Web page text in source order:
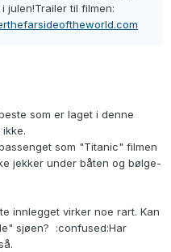
julen!Trailer til filmen:
som er laget i denne
som "Titanic" filmen
jekker under båten og bølge-
innlegget virker noe rart. Kan
sjøen? :confused:Har